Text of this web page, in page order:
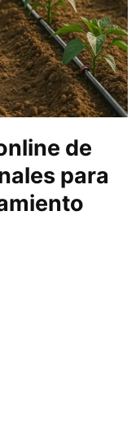
de
para